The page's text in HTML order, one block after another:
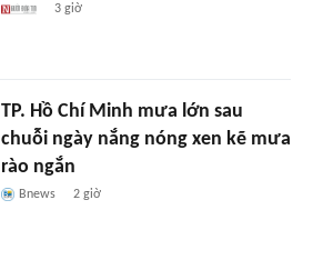
3 giờ
TP. Hồ Chí Minh mưa lớn sau
chuỗi ngày nắng nóng xen kẽ mưa
rào ngắn
Bnews 2 giờ